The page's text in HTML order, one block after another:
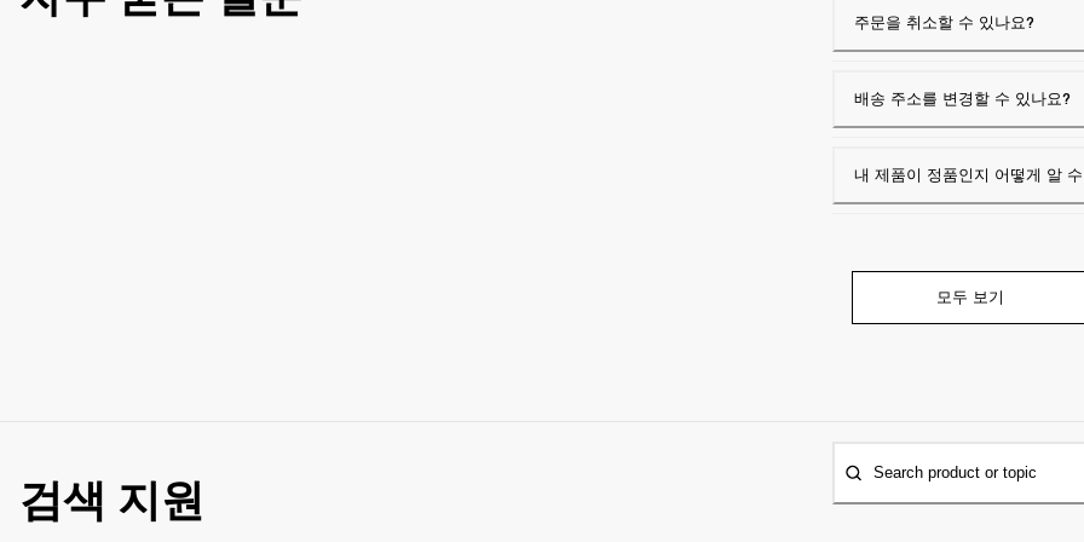
주문을 취소할 수 있나요?
배송 주소를 변경할 수 있나요?
내 제품이 정품인지 어떻게 알
모두 보기
검색 지원 Search product or topic